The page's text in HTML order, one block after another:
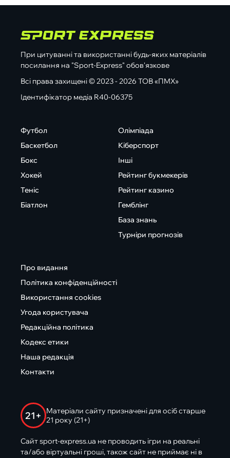
При цитуванні та використанні будь-яких матеріалів
посилання на "Sport-Express" обов'язкове
Всі права захищені © 2023 - 2026 ТОВ «ПМХ»
Ідентифікатор медіа R40-06375
Футбол
Баскетбол
Бокс
Хокей
Теніс
Біатлон
Олімпіада
Кіберспорт
Інші
Рейтинг букмекерів
Рейтинг казино
Гемблінг
База знань
Турніри прогнозів
Про видання
Політика конфіденційності
Використання cookies
Угода користувача
Редакційна політика
Кодекс етики
Наша редакція
Контакти
21+
Матеріали сайту призначені для осіб старше
21 року (21+)
Сайт sport-express.ua не проводить ігри на реальні
та/або віртуальні гроші, також сайт не приймає ні в